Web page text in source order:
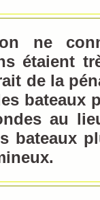
ne
étaient
de la
bateaux
au
bateaux